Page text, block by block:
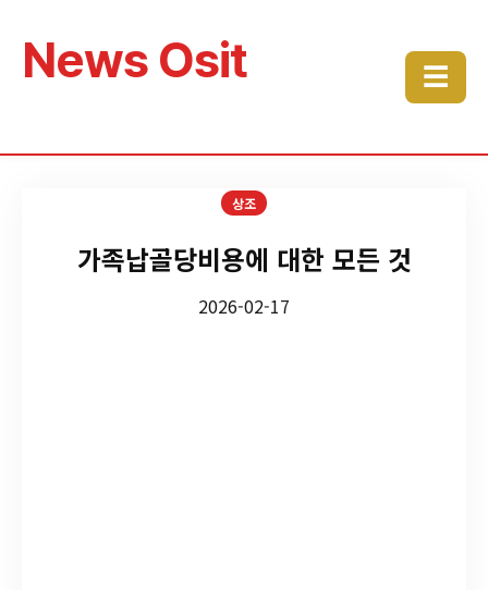
News Osit ☰
상조
가족납골당비용에 대한 모든 것
2026-02-17